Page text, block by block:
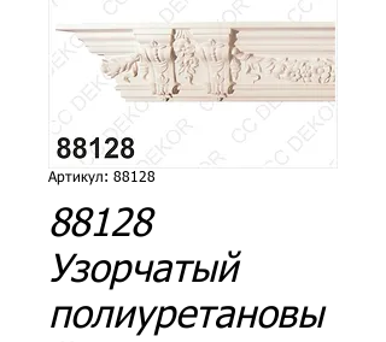
Артикул: 88128
88128
Узорчатый
полиуретановы